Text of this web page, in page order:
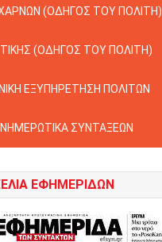
(ΟΔΗΓΟΣ TOY ΠΟΛΙΤΗ)
(ΟΔΗΓΟΣ TOY ΠΟΛΙΤΗ)
ΕΞΥΠΗΡΕΤΗΣΗ ΠΟΛΙΤΩΝ
ΣΥΝΤΑΞΕΩΝ
ΕΦΗΜΕΡΊΔΩΝ